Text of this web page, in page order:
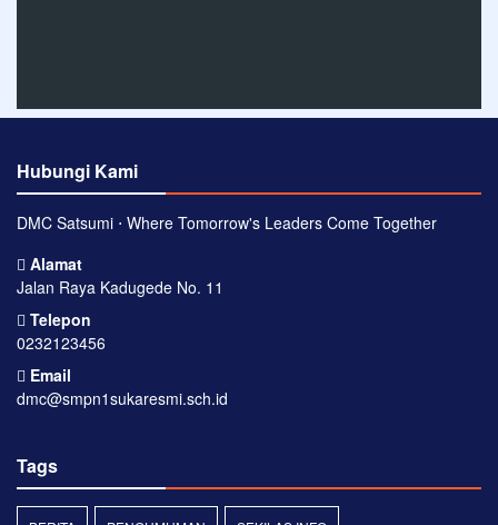
Hubungi Kami
DMC Satsumi ⋅ Where Tomorrow's Leaders Come Together
Alamat
Jalan Raya Kadugede No. 11
Telepon
0232123456
Email
dmc@smpn1sukaresmi.sch.id
Tags